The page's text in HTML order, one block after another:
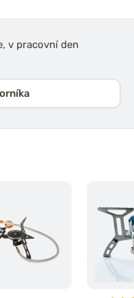
v pracovní den